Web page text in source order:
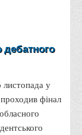
дебатного
листопада у
фінал